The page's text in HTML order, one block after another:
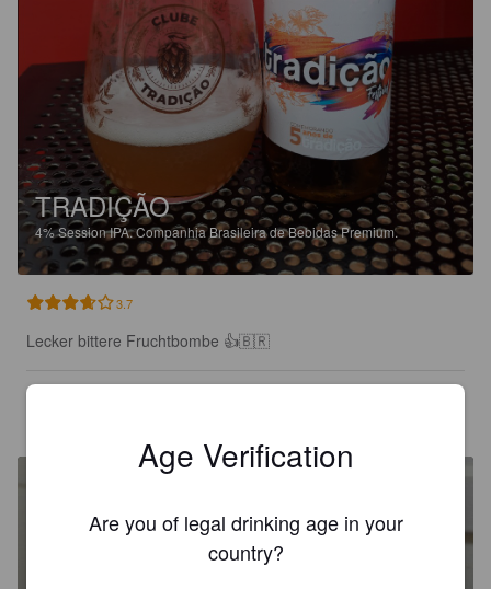
TRADIÇÃO
4%Session IPA.Companhia Brasileira de Bebidas Premium.
3.7
Lecker bittere Fruchtbombe 👍🇧🇷
Age Verification
Are you of legal drinking age in your
country?